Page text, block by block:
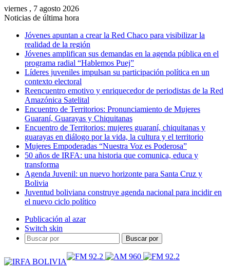
viernes , 7 agosto 2026
Noticias de última hora
Jóvenes apuntan a crear la Red Chaco para visibilizar la
realidad de la región
Jóvenes amplifican sus demandas en la agenda pública en el
programa radial “Hablemos Puej”
Líderes juveniles impulsan su participación política en un
contexto electoral
Reencuentro emotivo y enriquecedor de periodistas de la Red
Amazónica Satelital
Encuentro de Territorios: Pronunciamiento de Mujeres
Guaraní, Guarayas y Chiquitanas
Encuentro de Territorios: mujeres guaraní, chiquitanas y
guarayas en diálogo por la vida, la cultura y el territorio
Mujeres Empoderadas “Nuestra Voz es Poderosa”
50 años de IRFA: una historia que comunica, educa y
transforma
Agenda Juvenil: un nuevo horizonte para Santa Cruz y
Bolivia
Juventud boliviana construye agenda nacional para incidir en
el nuevo ciclo político
Publicación al azar
Switch skin
Buscar por